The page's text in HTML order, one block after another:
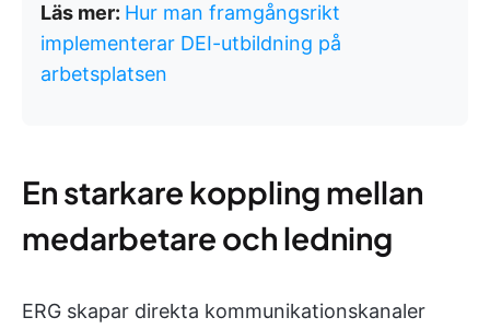
Läs mer: Hur man framgångsrikt
implementerar DEI-utbildning på
arbetsplatsen
En starkare koppling mellan
medarbetare och ledning
ERG skapar direkta kommunikationskanaler